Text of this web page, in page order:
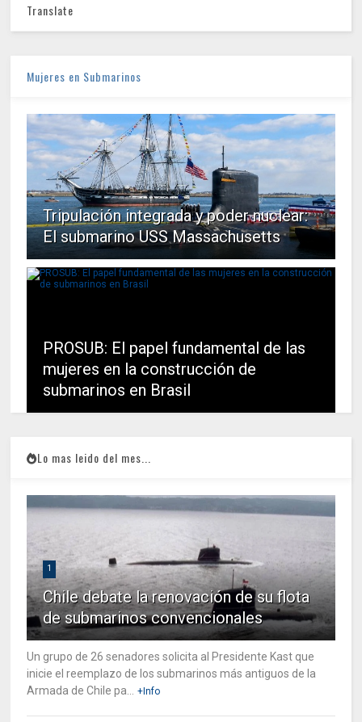
Translate
Mujeres en Submarinos
Tripulación integrada y poder nuclear:
El submarino USS Massachusetts
PROSUB: El papel fundamental de las
mujeres en la construcción de
submarinos en Brasil
Lo mas leido del mes...
1
Chile debate la renovación de su flota
de submarinos convencionales
Un grupo de 26 senadores solicita al Presidente Kast que
inicie el reemplazo de los submarinos más antiguos de la
Armada de Chile pa...
+Info